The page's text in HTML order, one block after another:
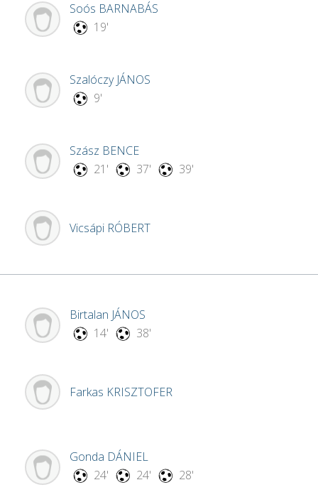
Soós BARNABÁS
19'
Szalóczy JÁNOS
9'
Szász BENCE
21'
37' 39'
Vicsápi RÓBERT
Birtalan JÁNOS
14'
38'
Farkas KRISZTOFER
Gonda DÁNIEL
24'
24' 28'